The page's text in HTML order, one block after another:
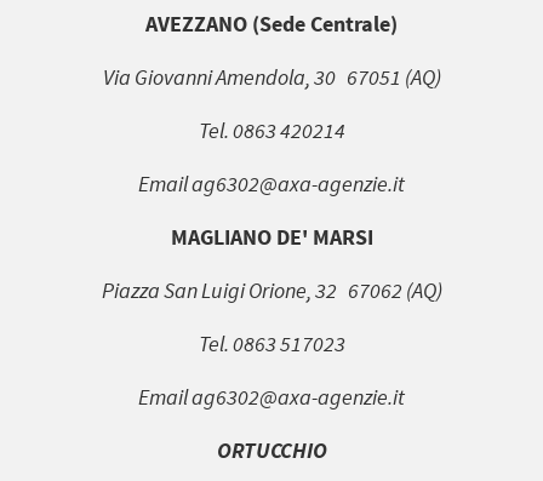
AVEZZANO (Sede Centrale)
Via Giovanni Amendola, 30 67051 (AQ)
Tel. 0863 420214
Email ag6302@axa-agenzie.it
MAGLIANO DE' MARSI
Piazza San Luigi Orione, 32 67062 (AQ)
Tel. 0863 517023
Email ag6302@axa-agenzie.it
ORTUCCHIO